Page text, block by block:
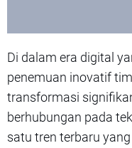
Di dalam era digital
penemuan inovatif
transformasi
berhubungan pada
satu tren terbaru